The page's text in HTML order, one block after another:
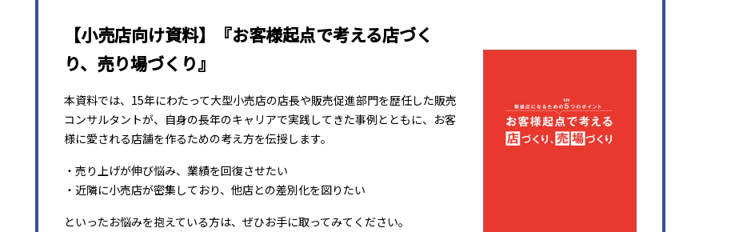
【小売店向け資料】『お客様起点で考える店づく
り、売り場づくり』
本資料では、15年にわたって大型小売店の店長や販売促進部門を歴任した販売
コンサルタントが、自身の長年のキャリアで実践してきた事例とともに、お客
様に愛される店舗を作るための考え方を伝授します。
・売り上げが伸び悩み、業績を回復させたい
・近隣に小売店が密集しており、他店との差別化を図りたい
といったお悩みを抱えている方は、ぜひお手に取ってみてください。